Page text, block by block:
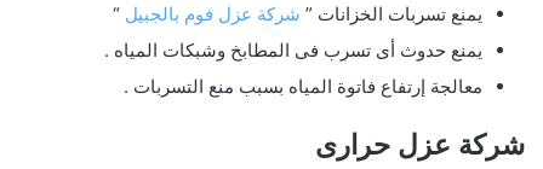
يمنع تسربات الخزانات ” شركة عزل فوم بالجبيل “
يمنع حدوث أى تسرب فى المطابخ وشبكات المياه .
معالجة إرتفاع فاتوة المياه بسبب منع التسربات .
شركة عزل حرارى